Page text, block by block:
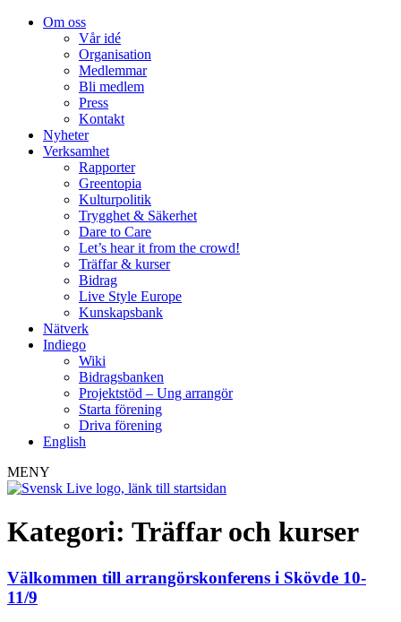
Om oss
Vår idé
Organisation
Medlemmar
Bli medlem
Press
Kontakt
Nyheter
Verksamhet
Rapporter
Greentopia
Kulturpolitik
Trygghet & Säkerhet
Dare to Care
Let’s hear it from the crowd!
Träffar & kurser
Bidrag
Live Style Europe
Kunskapsbank
Nätverk
Indiego
Wiki
Bidragsbanken
Projektstöd – Ung arrangör
Starta förening
Driva förening
English
MENY
Kategori: Träffar och kurser
Välkommen till arrangörskonferens i Skövde 10-
11/9